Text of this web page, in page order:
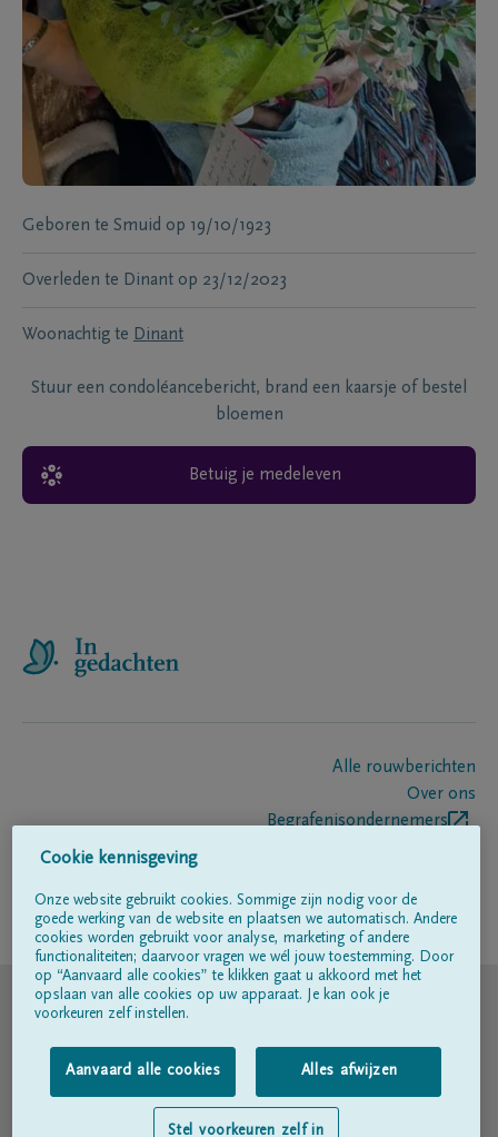
Geboren te Smuid op 19/10/1923
Overleden te Dinant op 23/12/2023
Woonachtig te Dinant
Stuur een condoléancebericht, brand een kaarsje of bestel
bloemen
Betuig je medeleven
Alle rouwberichten
Over ons
Begrafenisondernemers
Volg ons op
© DELA
Gebruiksvoorwaarden
Privacyverklaring
Cookie kennisgeving
Onze website gebruikt cookies. Sommige zijn nodig voor de
goede werking van de website en plaatsen we automatisch. Andere
cookies worden gebruikt voor analyse, marketing of andere
functionaliteiten; daarvoor vragen we wél jouw toestemming. Door
op “Aanvaard alle cookies” te klikken gaat u akkoord met het
opslaan van alle cookies op uw apparaat. Je kan ook je
voorkeuren zelf instellen.
Aanvaard alle cookies Alles afwijzen
Stel voorkeuren zelf in